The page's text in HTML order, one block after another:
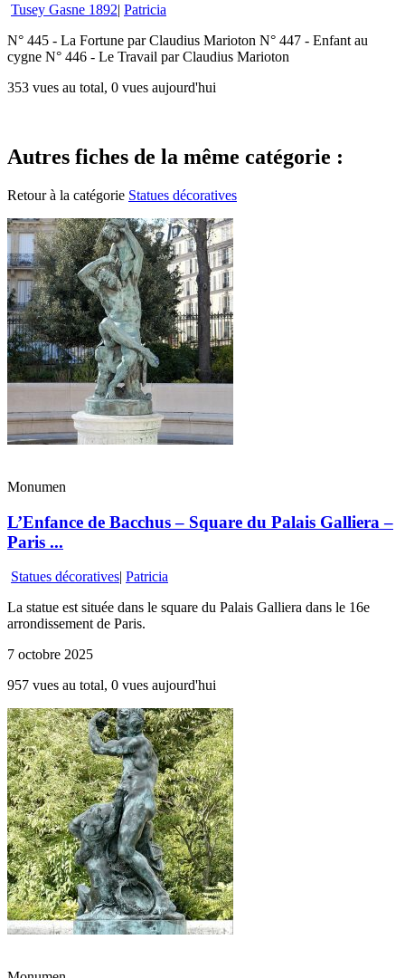
Tusey Gasne 1892| Patricia
N° 445 - La Fortune par Claudius Marioton N° 447 - Enfant au
cygne N° 446 - Le Travail par Claudius Marioton
353 vues au total, 0 vues aujourd'hui
Autres fiches de la même catégorie :
Retour à la catégorie Statues décoratives
Monumen
L’Enfance de Bacchus – Square du Palais Galliera –
Paris ...
Statues décoratives| Patricia
La statue est située dans le square du Palais Galliera dans le 16e
arrondissement de Paris.
7 octobre 2025
957 vues au total, 0 vues aujourd'hui